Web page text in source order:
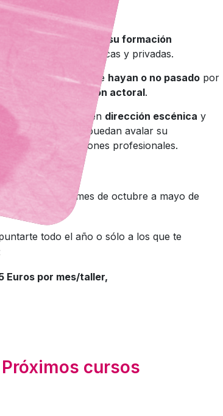
va dirigido?
han acabado su formación
en escuelas públicas y privadas.
profesionales que hayan o no pasado por
escuela de formación actoral.
diplomados en dirección escénica y
de escena que puedan avalar su
con producciones profesionales.
adicional:
un taller por mes de octubre a mayo de
todo el año o sólo a los que te
Euros por mes/taller,
Próximos cursos